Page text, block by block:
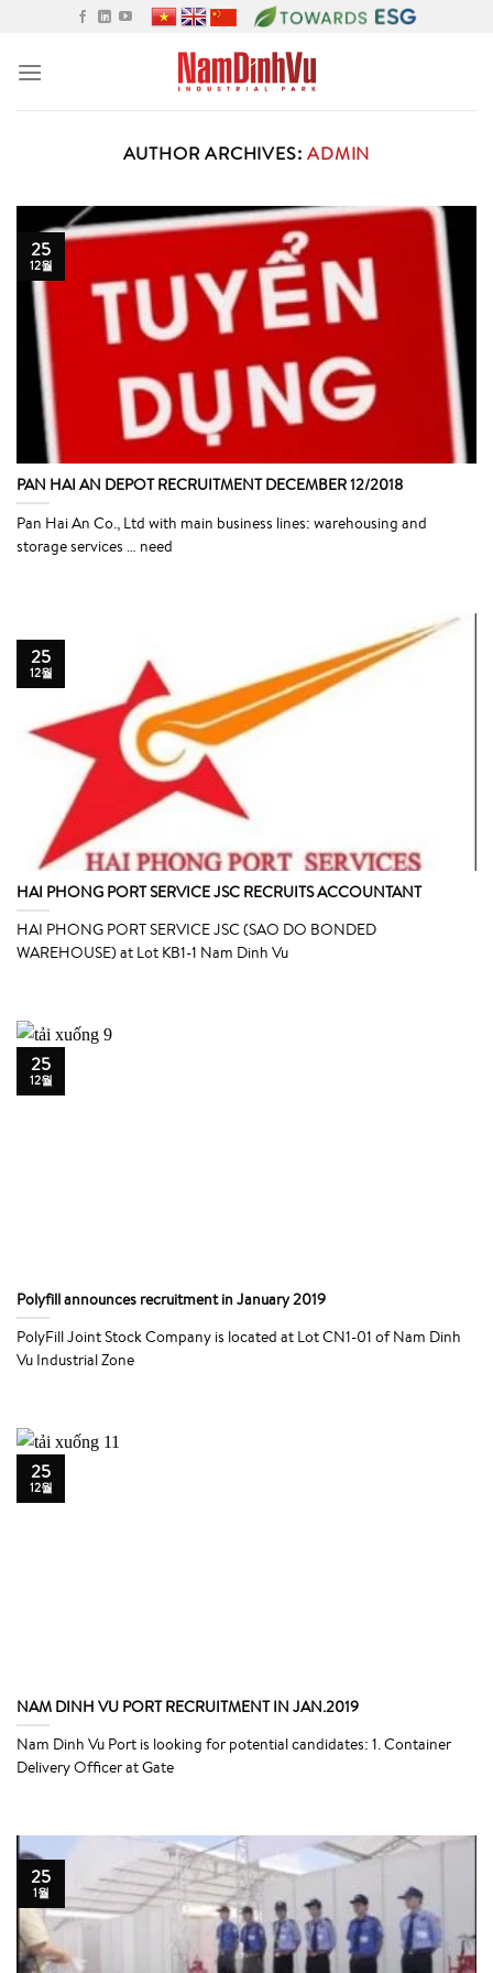
content
AUTHOR ARCHIVES:ADMIN
PAN HAI AN DEPOT RECRUITMENT DECEMBER 12/2018
Pan Hai An Co., Ltd with main business lines: warehousing and
storage services … need
25
12월
HAI PHONG PORT SERVICE JSC RECRUITS ACCOUNTANT
HAI PHONG PORT SERVICE JSC (SAO DO BONDED
WAREHOUSE) at Lot KB1-1 Nam Dinh Vu
25
12월
Polyfill announces recruitment in January 2019
PolyFill Joint Stock Company is located at Lot CN1-01 of Nam Dinh
Vu Industrial Zone
25
12월
NAM DINH VU PORT RECRUITMENT IN JAN.2019
Nam Dinh Vu Port is looking for potential candidates: 1. Container
Delivery Officer at Gate
25
12월
25
1월